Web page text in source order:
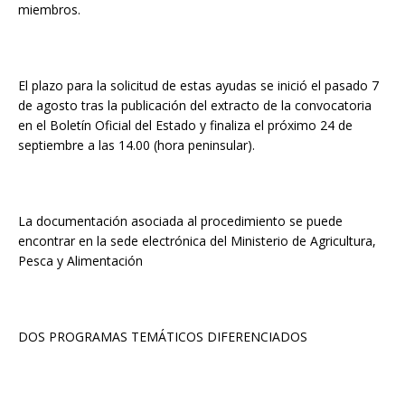
miembros.
El plazo para la solicitud de estas ayudas se inició el pasado 7
de agosto tras la publicación del extracto de la convocatoria
en el Boletín Oficial del Estado y finaliza el próximo 24 de
septiembre a las 14.00 (hora peninsular).
La documentación asociada al procedimiento se puede
encontrar en la sede electrónica del Ministerio de Agricultura,
Pesca y Alimentación
DOS PROGRAMAS TEMÁTICOS DIFERENCIADOS